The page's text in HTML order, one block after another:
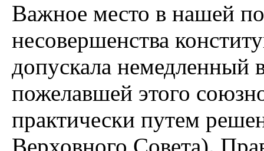
Важное место в нашей
несовершенства
допускала
пожелавшей этого
практически путем